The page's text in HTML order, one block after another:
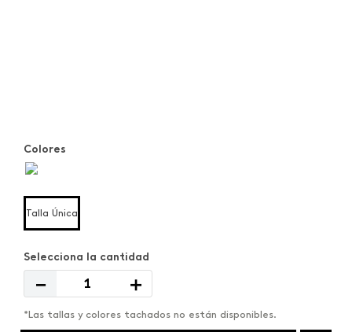
Colores
Talla Única
＋
－
*Las tallas y colores tachados no están disponibles.